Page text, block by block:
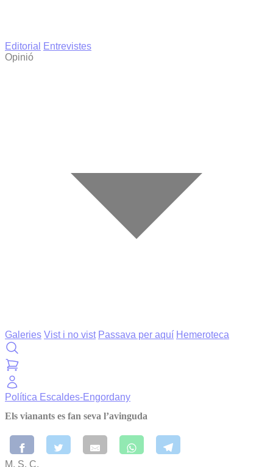
Editorial
Entrevistes
Opinió
Galeries Vist i no vist Passava per aquí Hemeroteca
Política Escaldes-Engordany
Els vianants es fan seva l’avinguda
M. S. C.